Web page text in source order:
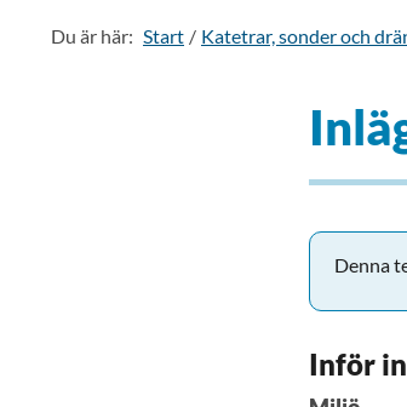
Du är här: Start Katetrar, sonder och
Denna
Inför